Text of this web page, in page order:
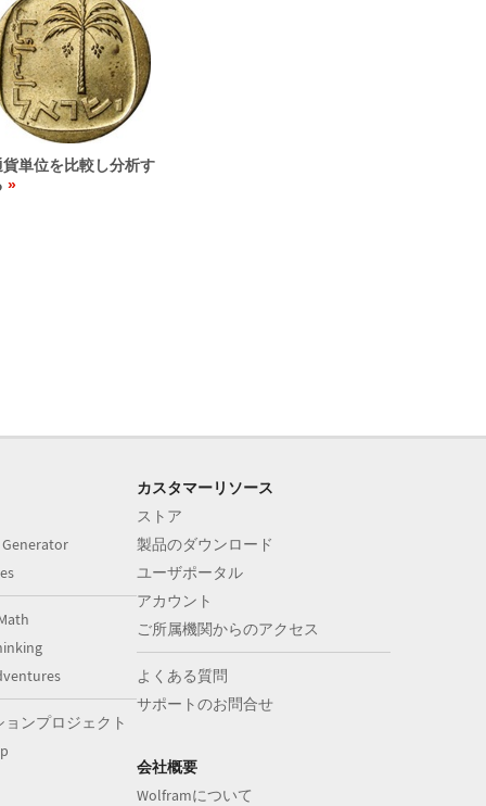
貨単位を比較し分析す
ンプロジェクト
カスタマーリソース
ストア
製品のダウンロード
ユーザポータル
アカウント
ご所属機関からのアクセス
よくある質問
サポートのお問合せ
会社概要
Wolframについて